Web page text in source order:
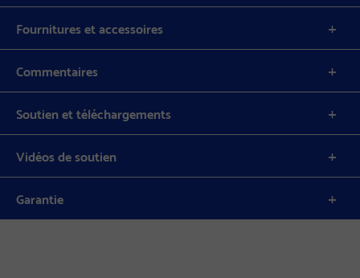
Fournitures et accessoires
Commentaires
Soutien et téléchargements
Vidéos de soutien
Garantie